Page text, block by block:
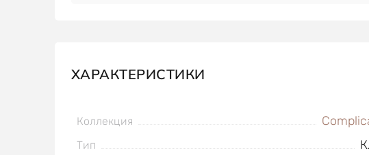
ХАРАКТЕРИСТИКИ
Коллекция
Тип